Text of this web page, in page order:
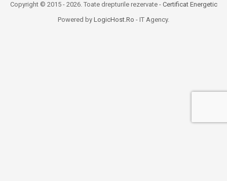
Copyright © 2015 - 2026. Toate drepturile rezervate - Certificat Energetic
Powered by LogicHost.Ro - IT Agency.